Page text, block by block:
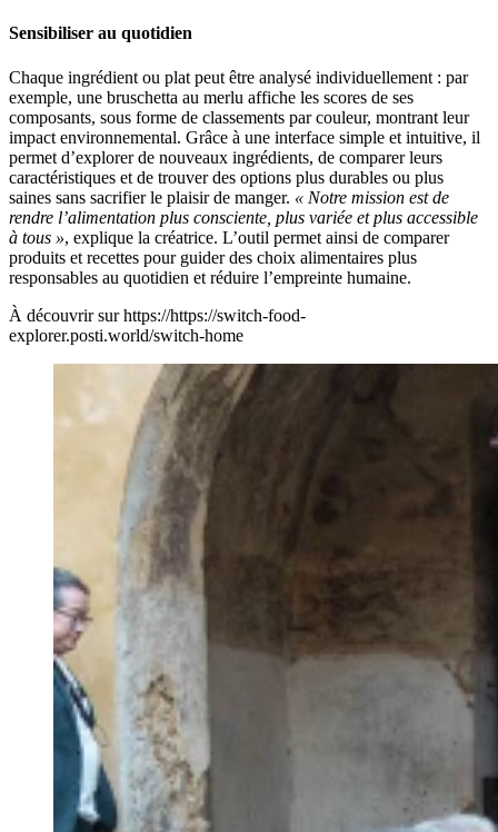
Sensibiliser au quotidien
Chaque ingrédient ou plat peut être analysé individuellement : par
exemple, une bruschetta au merlu affiche les scores de ses
composants, sous forme de classements par couleur, montrant leur
impact environnemental. Grâce à une interface simple et intuitive, il
permet d’explorer de nouveaux ingrédients, de comparer leurs
caractéristiques et de trouver des options plus durables ou plus
saines sans sacrifier le plaisir de manger. « Notre mission est de
rendre l’alimentation plus consciente, plus variée et plus accessible
à tous », explique la créatrice. L’outil permet ainsi de comparer
produits et recettes pour guider des choix alimentaires plus
responsables au quotidien et réduire l’empreinte humaine.
À découvrir sur https://https://switch-food-
explorer.posti.world/switch-home